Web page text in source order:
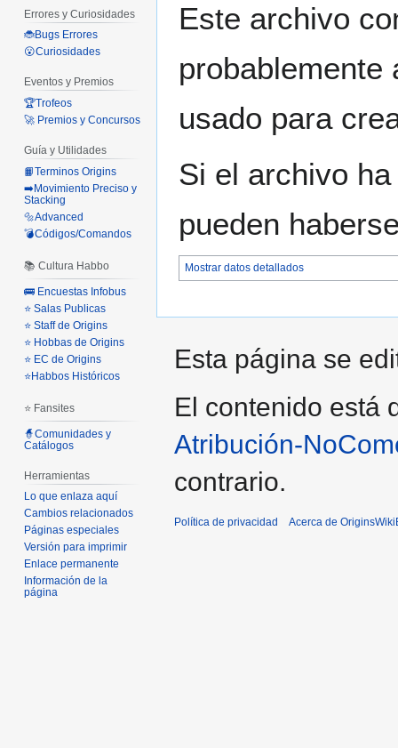
Este archivo
probablemente
usado para
Si el archivo
pueden
Mostrar datos detallados
Errores y Curiosidades
🐞Bugs Errores
😮Curiosidades
Eventos y Premios
🏆Trofeos
🚀 Premios y Concursos
Guía y Utilidades
📙Terminos Origins
➡️Movimiento Preciso y
Stacking
🔩Advanced
💣Códigos/Comandos
📚 Cultura Habbo
🚌 Encuestas Infobus
⭐ Salas Publicas
⭐ Staff de Origins
⭐ Hobbas de Origins
⭐ EC de Origins
⭐Habbos Históricos
⭐ Fansites
🧙Comunidades y
Catálogos
Herramientas
Lo que enlaza aquí
Cambios relacionados
Páginas especiales
Versión para imprimir
Enlace permanente
Información de la
página
Esta página se
El contenido está
Atribución-
contrario.
Política de privacidad Acerca de